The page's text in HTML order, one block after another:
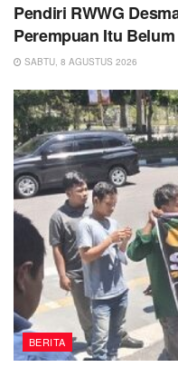
Pendiri RWWG
Perempuan Itu
SABTU, 8 AGUSTUS 2026
BERITA